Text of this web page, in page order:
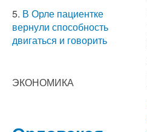
5. В Орле пациентке
вернули способность
двигаться и говорить
ЭКОНОМИКА